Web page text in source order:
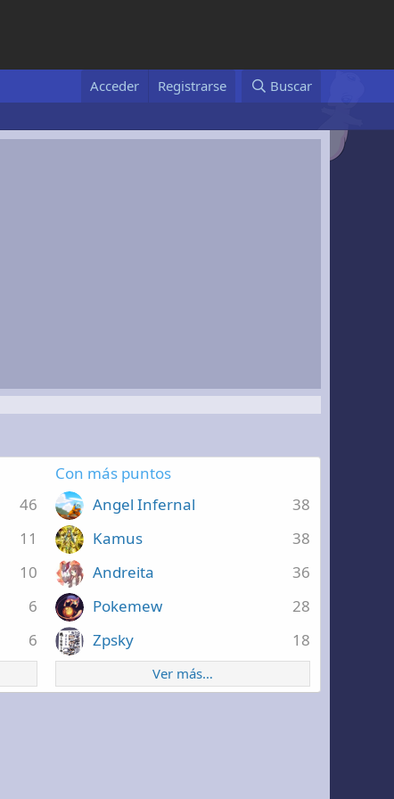
Acceder Registrarse Buscar
46
11
10
6
6
Con más puntos
38
Angel Infernal
38
Kamus
36
Andreita
28
Pokemew
18
Zpsky
Ver más…